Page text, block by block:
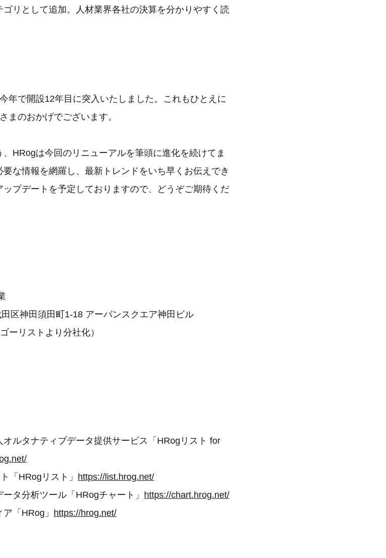
リとして追加。人材業界各社の決算を分かりやすく読
年で開設12年目に突入いたしました。これもひとえに
まのおかげでございます。
HRogは今回のリニューアルを筆頭に進化を続けてま
な情報を網羅し、最新トレンドをいち早くお伝えでき
プデートを予定しておりますので、どうぞご期待くだ
区神田須田町1-18 アーバンスクエア神田ビル
ーリストより分社化）
ルタナティブデータ提供サービス「HRogリスト for
「HRogリスト」
https://list.hrog.net/
タ分析ツール「HRogチャート」
https://chart.hrog.net/
「HRog」
https://hrog.net/